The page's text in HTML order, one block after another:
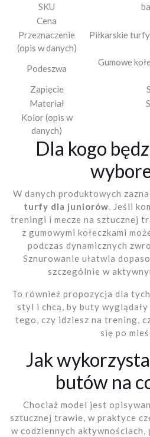
SKU
Cena
Przeznaczenie
(opis w danych)
Piłkarskie
Podeszwa
Gumowe
Zapięcie
Materiał
Kolor (opis w
danych)
Dla kogo
W danych produktowych
turfy dla juniorów. Jeśli
treningi i mecze na sztucznej
z gumowymi kołeczkami
podczas dynamicznych
Sznurowanie ułatwia
szczególnie w
To również propozycja dla
styl i chcą, by buty
tego, czy idziesz na trening,
się po
Jak
butów na
Chociaż model jest
sztucznej trawie, w praktyce
w codziennych